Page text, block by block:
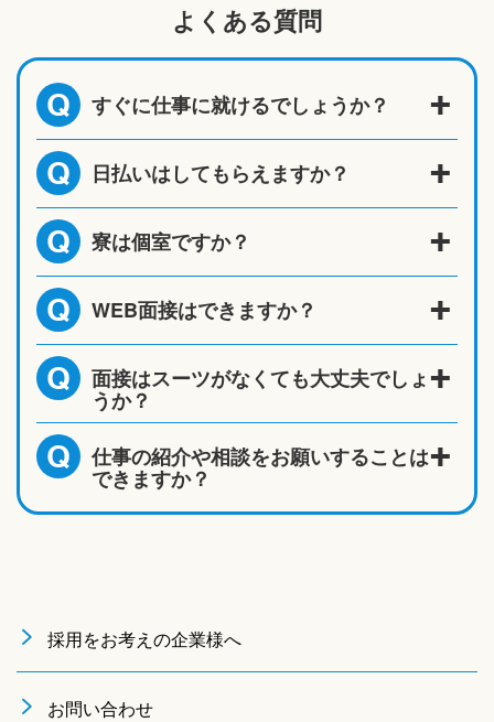
よくある質問
Q すぐに仕事に就けるでしょうか？
Q 日払いはしてもらえますか？
Q 寮は個室ですか？
Q WEB面接はできますか？
Q 面接はスーツがなくても大丈夫でしょ
うか？
Q 仕事の紹介や相談をお願いすることは
できますか？
採用をお考えの企業様へ
お問い合わせ